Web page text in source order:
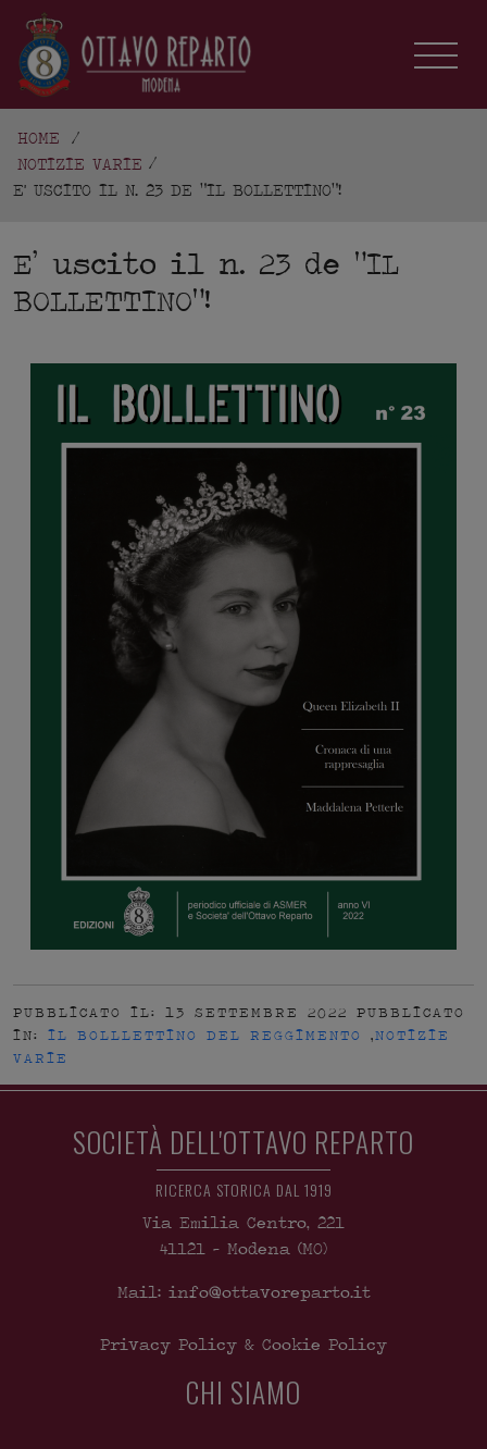
HOME
/
NOTIZIE VARIE
E' USCITO IL N. 23 DE "IL BOLLETTINO"!
E’ uscito il n. 23 de “IL
BOLLETTINO”!
PUBBLICATO IL: 13 SETTEMBRE 2022 PUBBLICATO
IN: IL BOLLLETTINO DEL REGGIMENTO ,NOTIZIE
VARIE
SOCIETÀ DELL'OTTAVO REPARTO
RICERCA STORICA DAL 1919
Via Emilia Centro, 221
41121 - Modena (MO)
Mail: info@ottavoreparto.it
Privacy Policy & Cookie Policy
CHI SIAMO